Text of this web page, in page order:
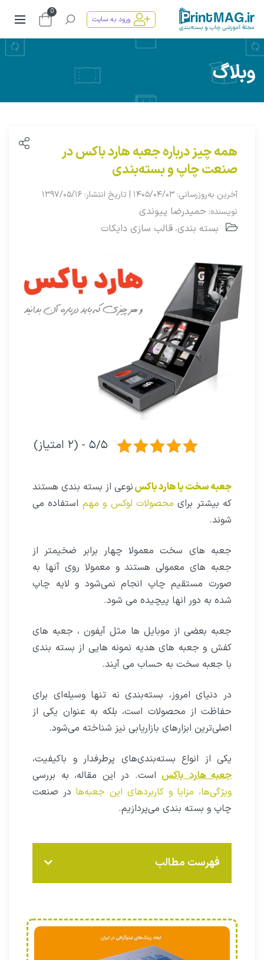
ورود به سایت
0
وبلاگ
همه چیز درباره جعبه هارد باکس در
صنعت چاپ و بسته‌بندی
آخرین به‌روزرسانی: ۱۴۰۵/۰۴/۰۳ | تاریخ انتشار: ۱۳۹۷/۰۵/۱۶
نویسنده: حمیدرضا پیوندی
بسته بندی، قالب سازی دایکات
۵/۵ - (۲ امتیاز)
جعبه سخت یا هارد باکسنوعی از بسته بندی هستند
که بیشتر برای محصولات لوکس و مهم استفاده می
شوند.
جعبه های سخت معمولا چهار برابر ضخیمتر از
جعبه های معمولی هستند و معمولا روی آنها به
صورت مستقیم چاپ انجام نمی‌شود و لایه چاپ
شده به دور انها پیچیده می شود.
جعبه بعضی از موبایل ها مثل آیفون ، جعبه های
کفش و جعبه های هدیه نمونه هایی از بسته بندی
با جعبه سخت به حساب می آیند.
در دنیای امروز، بسته‌بندی نه تنها وسیله‌ای برای
حفاظت از محصولات است، بلکه به عنوان یکی از
اصلی‌ترین ابزارهای بازاریابی نیز شناخته می‌شود.
یکی از انواع بسته‌بندی‌های پرطرفدار و باکیفیت،
جعبه هارد باکس است. در این مقاله، به بررسی
ویژگی‌ها، مزایا و کاربردهای این جعبه‌ها در صنعت
چاپ و بسته‌ بندی می‌پردازیم.
فهرست مطالب